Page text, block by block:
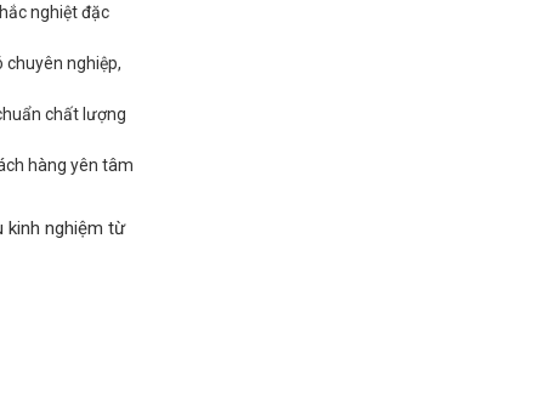
nghiệt đặc
chuyên nghiệp,
chất lượng
hàng yên tâm
kinh nghiệm từ